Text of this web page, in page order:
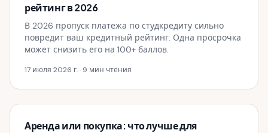
рейтинг в 2026
В 2026 пропуск платежа по студкредиту сильно
повредит ваш кредитный рейтинг. Одна просрочка
может снизить его на 100+ баллов.
17 июля 2026 г.· 9 мин чтения
Аренда или покупка: что лучше для